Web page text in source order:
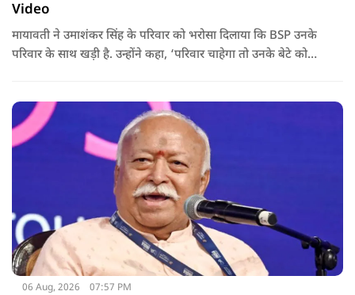
Video
मायावती ने उमाशंकर सिंह के परिवार को भरोसा दिलाया कि BSP उनके
परिवार के साथ खड़ी है. उन्होंने कहा, ‘परिवार चाहेगा तो उनके बेटे को
06 Aug, 2026 07:57 PM